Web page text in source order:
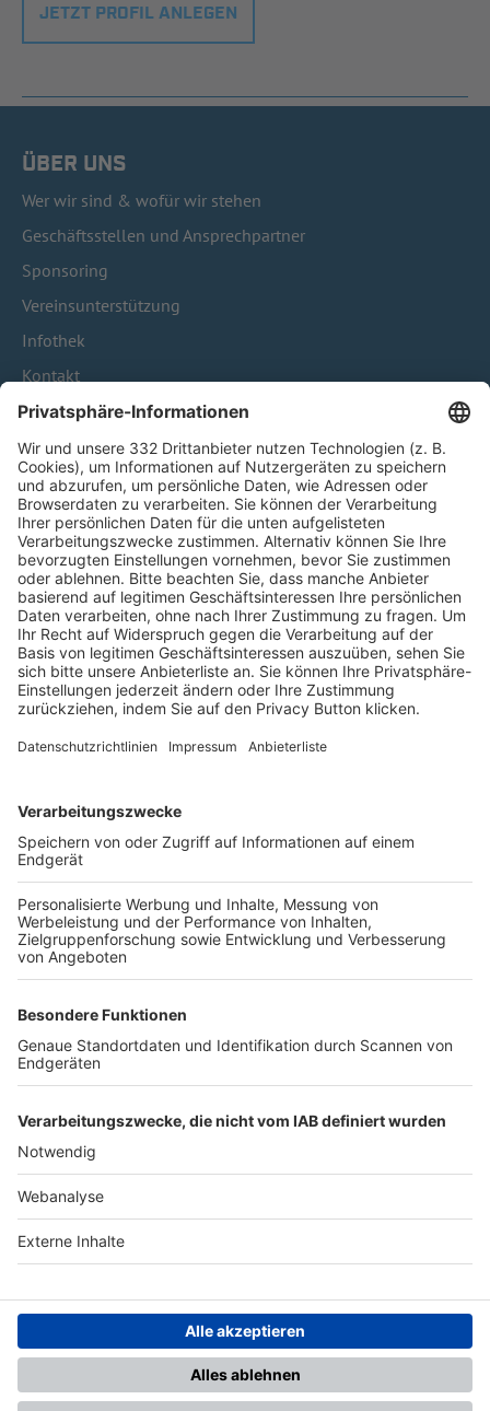
JETZT PROFIL ANLEGEN
ÜBER UNS
Wer wir sind & wofür wir stehen
Geschäftsstellen und Ansprechpartner
Sponsoring
Vereinsunterstützung
Infothek
Kontakt
HÄUFIG BESUCHTE SEITEN
Pässe und Vereinswechsel
Trainerausbildung
Schulungsangebot Vereinsmitarbeiter
BFV-Geschäftsstellen
Trainerbörse
Login SpielPlus
FOLGE DEM BFV
TOP-VEREINE
TOP-PARTNER
Nutzungsbedingungen Datenschutz Impressum